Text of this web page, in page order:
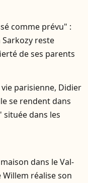
comme prévu" :
Sarkozy reste
de ses parents
parisienne, Didier
se rendent dans
dans les
dans le Val-
Willem réalise son